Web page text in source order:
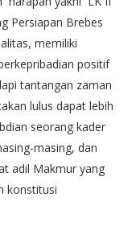
Persiapan Brebes
memiliki
positif
tantangan zaman
lulus dapat lebih
seorang kader
masing, dan
adil Makmur yang
konstitusi